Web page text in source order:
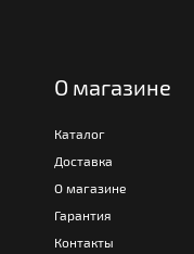
О магазине
Каталог
Доставка
О магазине
Гарантия
Контакты